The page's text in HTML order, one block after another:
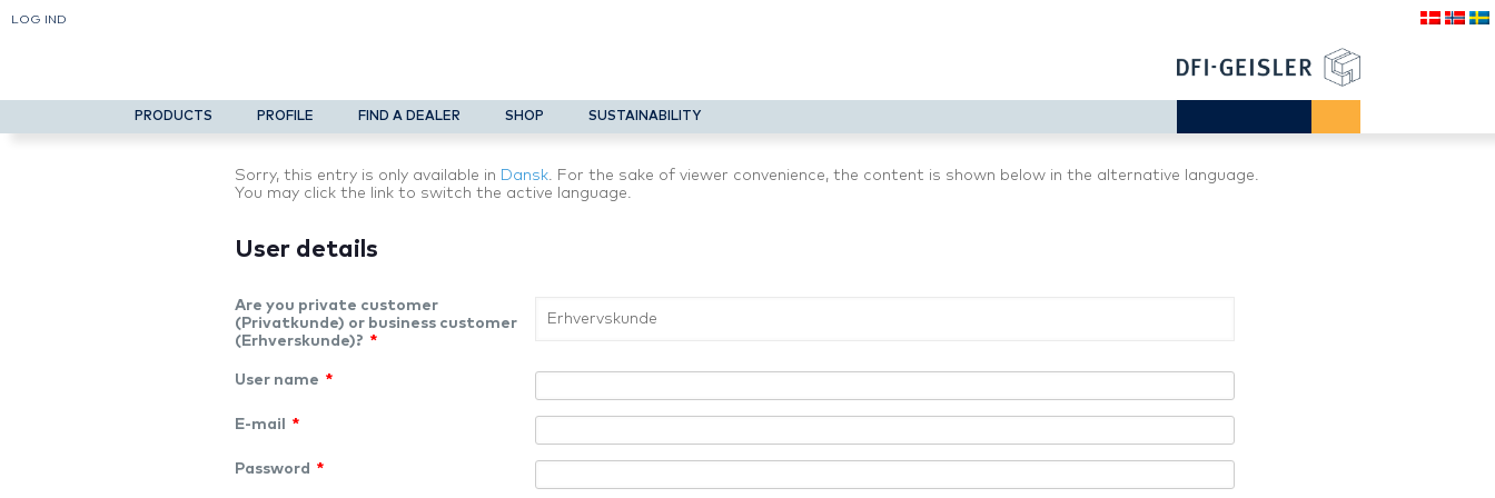
LOG IND
PRODUCTS PROFILE FIND A DEALER SHOP SUSTAINABILITY
Sorry, this entry is only available in Dansk. For the sake of viewer convenience, the content is shown below in the alternative language.
You may click the link to switch the active language.
User details
Are you private customer
(Privatkunde) or business customer
(Erhverskunde)? *
User name *
E-mail *
Password *